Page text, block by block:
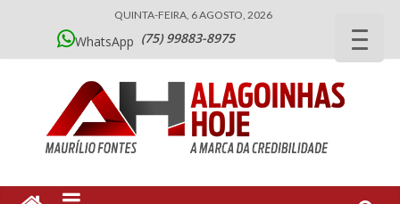
QUINTA-FEIRA, 6 AGOSTO, 2026
WhatsApp (75) 99883-8975